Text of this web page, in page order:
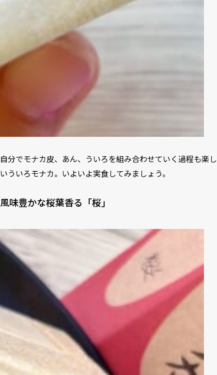
自分でモナカ皮、あん、ういろを組み合わせていく過程も楽し
いういろモナカ。いよいよ実食してみましょう。
風味豊かな桜葉香る「桜」